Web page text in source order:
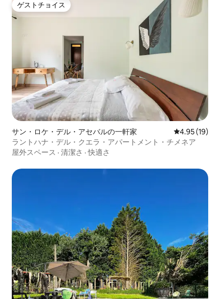
ゲストチョイス
ゲストチョイス
サン・ロケ・デル・アセバルの一軒家 レビュー19
4.95 (19)
ラントハナ・デル・クエラ・アパートメント・チメネア
屋外スペース · 清潔さ ·快適さ